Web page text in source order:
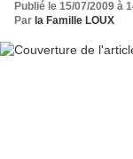
Publié le 15/07/2009 à
Par la Famille LOUX